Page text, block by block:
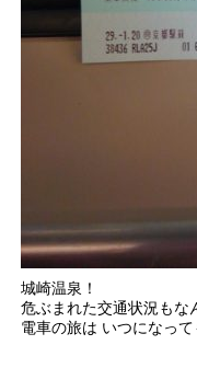
城崎温泉！
危ぶまれた交通状況も
電車の旅は いつになって